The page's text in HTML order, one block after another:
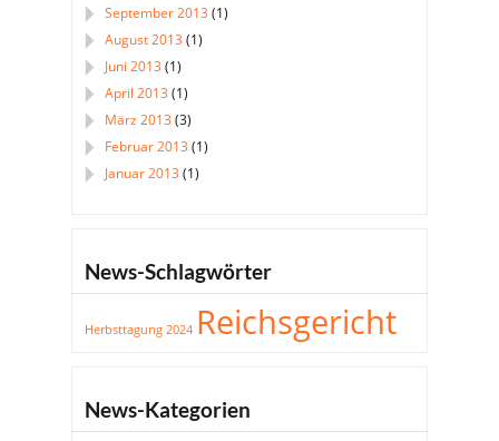
September 2013(1)
August 2013(1)
Juni 2013(1)
April 2013(1)
März 2013(3)
Februar 2013(1)
Januar 2013(1)
News-Schlagwörter
Herbsttagung 2024 Reichsgericht
News-Kategorien